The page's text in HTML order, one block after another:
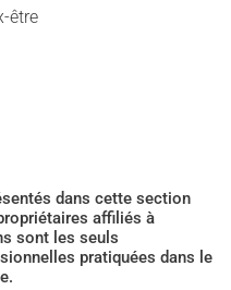
être
dans cette section
affiliés à
sont les seuls
pratiquées dans le